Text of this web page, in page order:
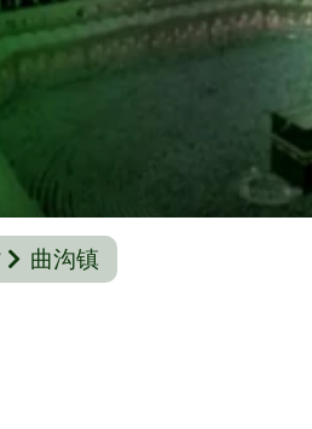
曲沟镇